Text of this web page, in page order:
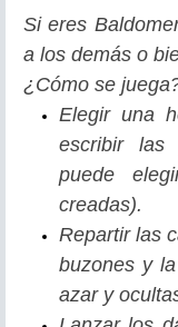
Si eres
a los demás o
¿Cómo se
Elegir una
escribir las
puede
creadas).
Repartir las
buzones y
azar y